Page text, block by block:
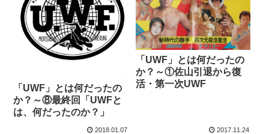
「UWF」とは何だったの
か？～⑧最終回「UWFと
は、何だったのか？」
2018.01.07
「UWF」とは何だったの
か？～①佐山引退から復
活・第一次UWF
2017.11.24